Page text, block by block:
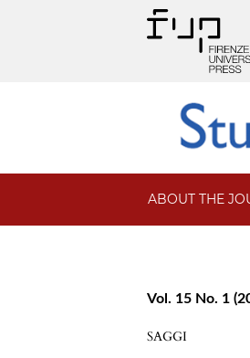
ABOUT THE
Vol. 15 No. 1
SAGGI